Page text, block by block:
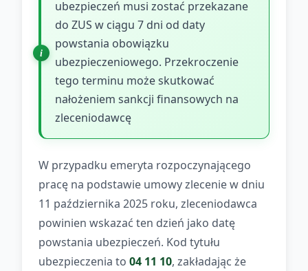
ubezpieczeń musi zostać przekazane
do ZUS w ciągu 7 dni od daty
powstania obowiązku
ubezpieczeniowego. Przekroczenie
tego terminu może skutkować
nałożeniem sankcji finansowych na
zleceniodawcę
W przypadku emeryta rozpoczynającego
pracę na podstawie umowy zlecenie w dniu
11 października 2025 roku, zleceniodawca
powinien wskazać ten dzień jako datę
powstania ubezpieczeń. Kod tytułu
ubezpieczenia to 04 11 10, zakładając że